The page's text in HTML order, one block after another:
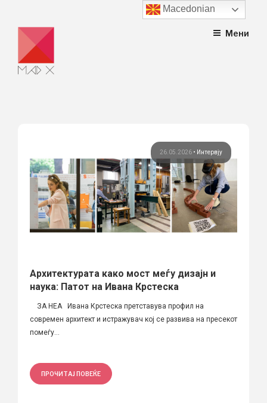
content
Мени
26.05.2026 • Интервју
Архитектурата како мост меѓу дизајн и
наука: Патот на Ивана Крстеска
ЗА НЕА Ивана Крстеска претставува профил на
современ архитект и истражувач кој се развива на пресекот
помеѓу...
ПРОЧИТАЈ ПОВЕЌЕ
Macedonian